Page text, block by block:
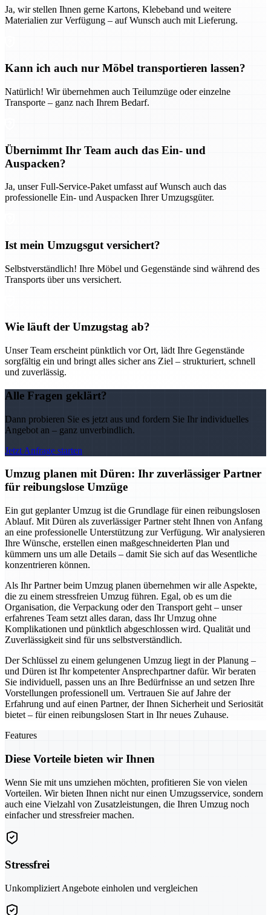
Ja, wir stellen Ihnen gerne Kartons, Klebeband und weitere
Materialien zur Verfügung – auf Wunsch auch mit Lieferung.
Kann ich auch nur Möbel transportieren lassen?
Natürlich! Wir übernehmen auch Teilumzüge oder einzelne
Transporte – ganz nach Ihrem Bedarf.
Übernimmt Ihr Team auch das Ein- und
Auspacken?
Ja, unser Full-Service-Paket umfasst auf Wunsch auch das
professionelle Ein- und Auspacken Ihrer Umzugsgüter.
Ist mein Umzugsgut versichert?
Selbstverständlich! Ihre Möbel und Gegenstände sind während des
Transports über uns versichert.
Wie läuft der Umzugstag ab?
Unser Team erscheint pünktlich vor Ort, lädt Ihre Gegenstände
sorgfältig ein und bringt alles sicher ans Ziel – strukturiert, schnell
und zuverlässig.
Alle Fragen geklärt?
Dann probieren Sie es jetzt aus und fordern Sie Ihr individuelles
Angebot an – ganz unverbindlich.
Jetzt Anfrage starten
Umzug planen mit Düren: Ihr zuverlässiger Partner
für reibungslose Umzüge
Ein gut geplanter Umzug ist die Grundlage für einen reibungslosen
Ablauf. Mit Düren als zuverlässiger Partner steht Ihnen von Anfang
an eine professionelle Unterstützung zur Verfügung. Wir analysieren
Ihre Wünsche, erstellen einen maßgeschneiderten Plan und
kümmern uns um alle Details – damit Sie sich auf das Wesentliche
konzentrieren können.
Als Ihr Partner beim Umzug planen übernehmen wir alle Aspekte,
die zu einem stressfreien Umzug führen. Egal, ob es um die
Organisation, die Verpackung oder den Transport geht – unser
erfahrenes Team setzt alles daran, dass Ihr Umzug ohne
Komplikationen und pünktlich abgeschlossen wird. Qualität und
Zuverlässigkeit sind für uns selbstverständlich.
Der Schlüssel zu einem gelungenen Umzug liegt in der Planung –
und Düren ist Ihr kompetenter Ansprechpartner dafür. Wir beraten
Sie individuell, passen uns an Ihre Bedürfnisse an und setzen Ihre
Vorstellungen professionell um. Vertrauen Sie auf Jahre der
Erfahrung und auf einen Partner, der Ihnen Sicherheit und Seriosität
bietet – für einen reibungslosen Start in Ihr neues Zuhause.
Features
Diese Vorteile bieten wir Ihnen
Wenn Sie mit uns umziehen möchten, profitieren Sie von vielen
Vorteilen. Wir bieten Ihnen nicht nur einen Umzugsservice, sondern
auch eine Vielzahl von Zusatzleistungen, die Ihren Umzug noch
einfacher und stressfreier machen.
Stressfrei
Unkompliziert Angebote einholen und vergleichen